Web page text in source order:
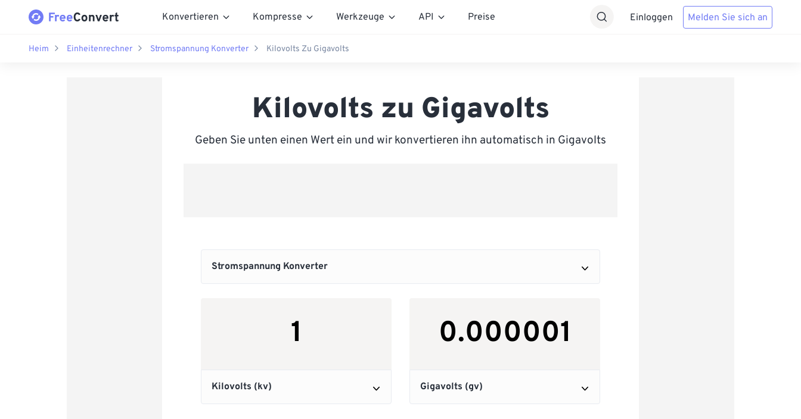
Konvertieren Kompresse Werkzeuge API Preise Einloggen Melden Sie sich an
Heim Einheitenrechner Stromspannung Konverter Kilovolts Zu Gigavolts
Kilovolts zu Gigavolts
Geben Sie unten einen Wert ein und wir konvertieren ihn automatisch in Gigavolts